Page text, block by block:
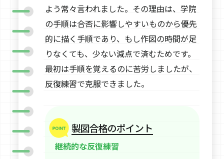
よう常々言われました。その理由は、学院
の手順は合否に影響しやすいものから優先
的に描く手順であり、もし作図の時間が足
りなくても、少ない減点で済むためです。
最初は手順を覚えるのに苦労しましたが、
反復練習で克服できました。
製図合格のポイント
継続的な反復練習